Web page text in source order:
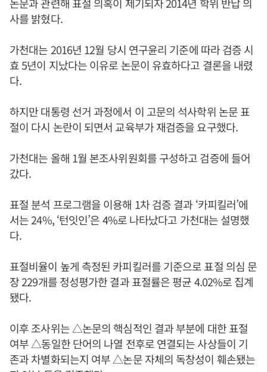
논문과 관련해 표절 의혹이 제기되자 2014년 학위 반납 의
사를 밝혔다.
가천대는 2016년 12월 당시 연구윤리 기준에 따라 검증 시
효 5년이 지났다는 이유로 논문이 유효하다고 결론을 내렸
다.
하지만 대통령 선거 과정에서 이 고문의 석사학위 논문 표
절이 다시 논란이 되면서 교육부가 재검증을 요구했다.
가천대는 올해 1월 본조사위원회를 구성하고 검증에 들어
갔다.
표절 분석 프로그램을 이용해 1차 검증 결과 ‘카피킬러’에
서는 24%, ‘턴잇인’은 4%로 나타났다고 가천대는 설명했
다.
표절비율이 높게 측정된 카피킬러를 기준으로 표절 의심 문
장 229개를 정성평가한 결과 표절률은 평균 4.02%로 집계
됐다.
이후 조사위는 △논문의 핵심적인 결과 부분에 대한 표절
여부 △동일한 단어의 나열 전후로 연결되는 사상들이 기
존과 차별화되는지 여부 △논문 자체의 독창성이 훼손됐는